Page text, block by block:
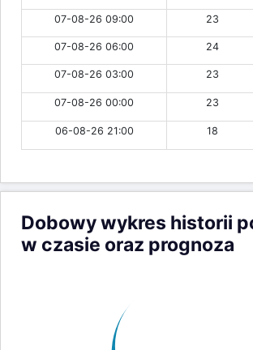
07-08-26 09:00 23
07-08-26 06:00 24
07-08-26 03:00 23
07-08-26 00:00 23
06-08-26 21:00 18
Dobowy wykres historii
w czasie oraz prognoza